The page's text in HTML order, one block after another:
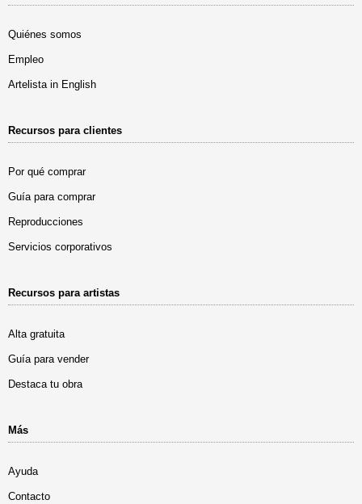
Quiénes somos
Empleo
Artelista in English
Recursos para clientes
Por qué comprar
Guía para comprar
Reproducciones
Servicios corporativos
Recursos para artistas
Alta gratuita
Guía para vender
Destaca tu obra
Más
Ayuda
Contacto